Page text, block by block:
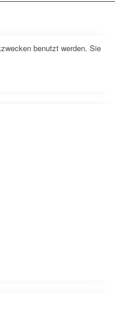
benutzt werden. Sie